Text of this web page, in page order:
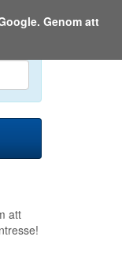
2026
att
Genom att